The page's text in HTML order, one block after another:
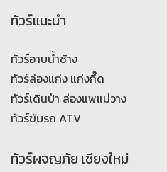
ทัวร์แนะนำ
ทัวร์อาบน้ำช้าง
ทัวร์ล่องแก่ง แก่งกึ๊ด
ทัวร์เดินป่า ล่องแพแม่วาง
ทัวร์ขับรถ ATV
ทัวร์ผจญภัย เชียงใหม่